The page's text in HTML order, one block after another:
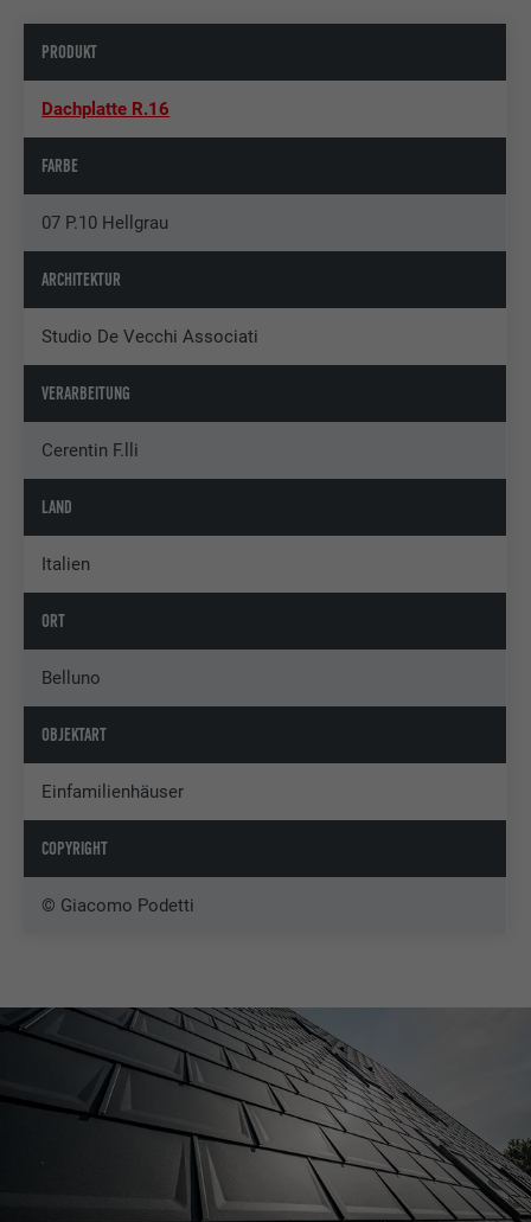
PRODUKT
Dachplatte R.16
FARBE
07 P.10 Hellgrau
ARCHITEKTUR
Studio De Vecchi Associati
VERARBEITUNG
Cerentin F.lli
LAND
Italien
ORT
Belluno
OBJEKTART
Einfamilienhäuser
COPYRIGHT
© Giacomo Podetti